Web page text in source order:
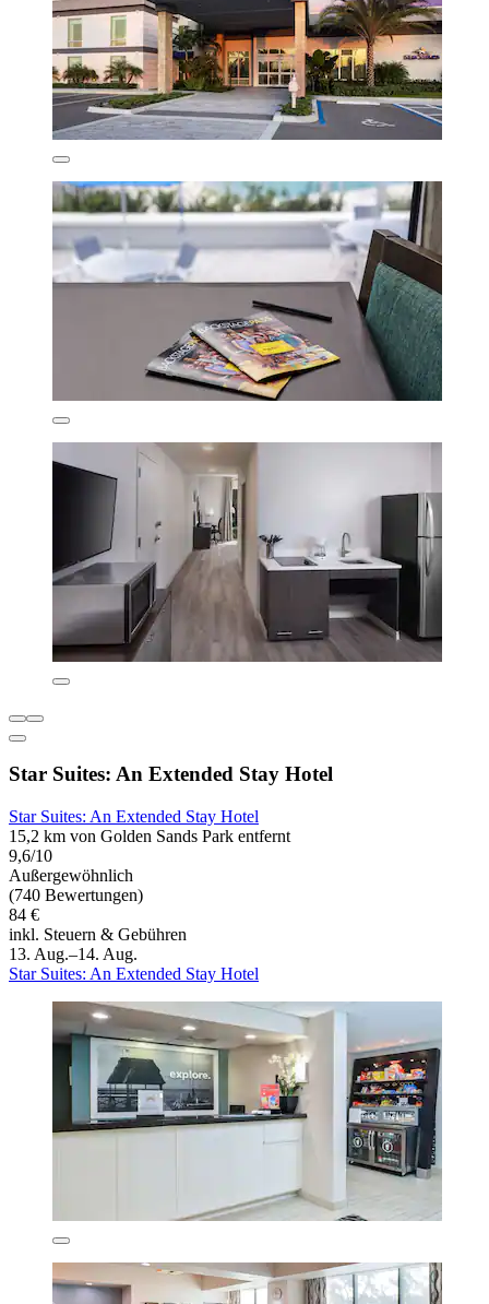
Star Suites: An Extended Stay Hotel
Star Suites: An Extended Stay Hotel
15,2 km von Golden Sands Park entfernt
9,6/10
Außergewöhnlich
(740 Bewertungen)
84 €
inkl. Steuern & Gebühren
13. Aug.–14. Aug.
Star Suites: An Extended Stay Hotel